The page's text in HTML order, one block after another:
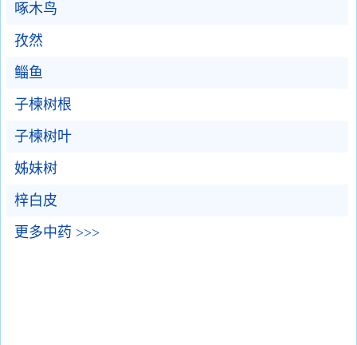
啄木鸟
孜然
鲻鱼
子楝树根
子楝树叶
姊妹树
梓白皮
更多中药 >>>